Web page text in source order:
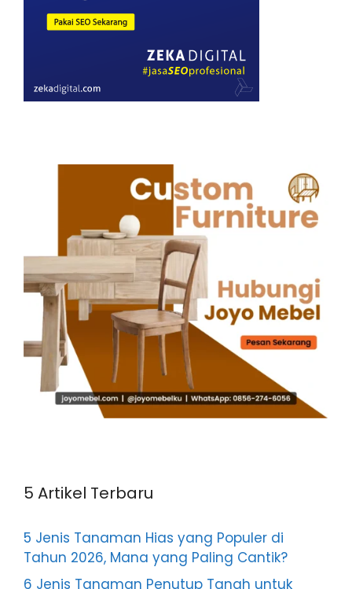
5 Artikel Terbaru
5 Jenis Tanaman Hias yang Populer di
Tahun 2026, Mana yang Paling Cantik?
6 Jenis Tanaman Penutup Tanah untuk